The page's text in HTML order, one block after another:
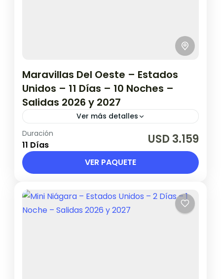
Maravillas Del Oeste – Estados
Unidos – 11 Días – 10 Noches –
Salidas 2026 y 2027
Ver más detalles
Validez hasta 14 de Abril de 2027 Salidas
2026: Mayo, junio, julio, agosto, setiembre y
octubre. Salidas 2027: Marzo y
abril. (consultar días de salida).
1 Persona en base doble
Duración
11 Días USD 3.159
VER PAQUETE